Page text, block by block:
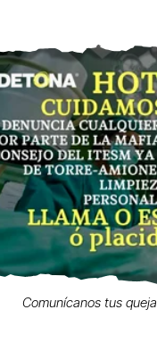
Comunícanos tus